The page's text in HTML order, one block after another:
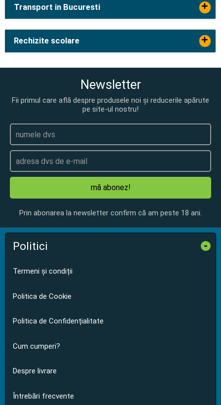
Transport in Bucuresti +
Rechizite scolare +
Newsletter
Fii primul care află despre produsele noi și reducerile apărute
pe site-ul nostru!
mă abonez!
Prin abonarea la newsletter confirm că am peste 18 ani.
Politici -
Termeni și condiții
Politica de Cookie
Politica de Confidențialitate
Cum cumperi?
Despre livrare
Întrebări frecvente